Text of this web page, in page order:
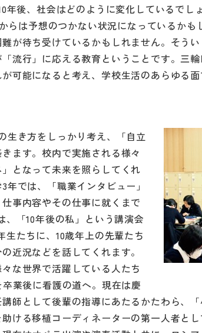
年後、社会はどのように変化しているでし
らは予想のつかない状況になっているかも
が待ち受けているかもしれません。そう
流行」に応える教育ということです。三
可能になると考え、学校生活のあらゆる面
生き方をしっかり考え、「自立
ます。校内で実施される様々
となって未来を照らしてくれ
では、「職業インタビュー」
事内容やその仕事に就くまで
「10年後の私」という講演会
たちに、10歳年上の先輩たち
近況などを話してくれます。
な世界で活躍している人たち
業後に看護の道へ。現在は慶
師として後輩の指導にあたるかたわら、
ける移植コーディネーターの第一人者と